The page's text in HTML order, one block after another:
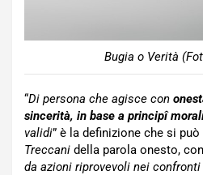
Bugia o Verità
“Di persona che agisce con
sincerità, in base a principî
validi” è la definizione che si può
Treccani della parola onesto,
da azioni riprovevoli nei